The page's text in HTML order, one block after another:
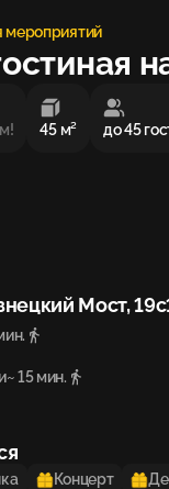
мероприятий
45 м² до 45
Мост,
~ 15 мин.
Концерт